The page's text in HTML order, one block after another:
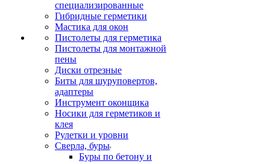
специализированные
Гибридные герметики
Мастика для окон
Пистолеты для герметика
Пистолеты для монтажной
пены
Диски отрезные
Биты для шуруповертов,
адаптеры
Инструмент оконщика
Носики для герметиков и
клея
Рулетки и уровни
Сверла, буры
Буры по бетону и